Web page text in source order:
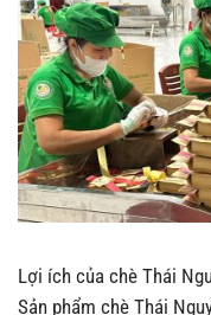
Lợi ích của chè Thái
Sản phẩm chè Thái